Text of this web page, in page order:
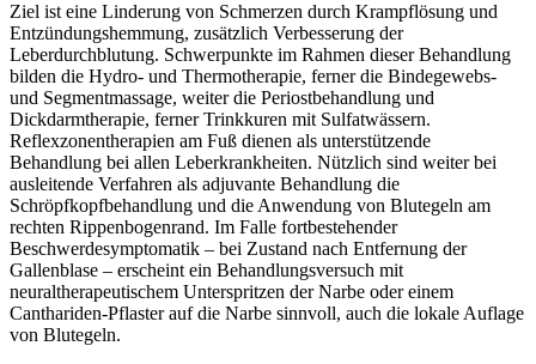
Ziel ist eine Linderung von Schmerzen durch Krampflösung und
Entzündungshemmung, zusätzlich Verbesserung der
Leberdurchblutung. Schwerpunkte im Rahmen dieser Behandlung
bilden die Hydro- und Thermotherapie, ferner die Bindegewebs-
und Segmentmassage, weiter die Periostbehandlung und
Dickdarmtherapie, ferner Trinkkuren mit Sulfatwässern.
Reflexzonentherapien am Fuß dienen als unterstützende
Behandlung bei allen Leberkrankheiten. Nützlich sind weiter bei
ausleitende Verfahren als adjuvante Behandlung die
Schröpfkopfbehandlung und die Anwendung von Blutegeln am
rechten Rippenbogenrand. Im Falle fortbestehender
Beschwerdesymptomatik – bei Zustand nach Entfernung der
Gallenblase – erscheint ein Behandlungsversuch mit
neuraltherapeutischem Unterspritzen der Narbe oder einem
Canthariden-Pflaster auf die Narbe sinnvoll, auch die lokale Auflage
von Blutegeln.